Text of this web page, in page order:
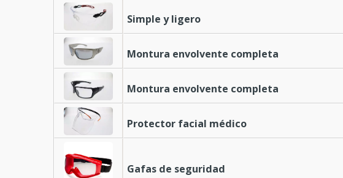
Simple y ligero
Montura envolvente completa
Montura envolvente completa
Protector facial médico
Gafas de seguridad